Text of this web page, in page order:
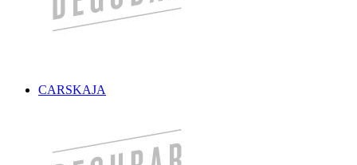
CARSKAJA